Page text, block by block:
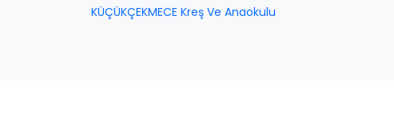
KÜÇÜKÇEKMECE Kreş Ve Anaokulu